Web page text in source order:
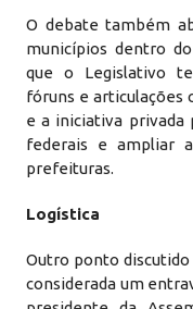
O debate também
municípios dentro
que o Legislativo
fóruns e articulações
e a iniciativa privada
federais e ampliar
prefeituras.
Logística
Outro ponto discutido
considerada um